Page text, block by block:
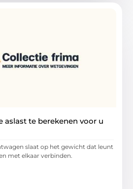
aslast te berekenen voor u
slaat op het gewicht dat leunt
met elkaar verbinden.